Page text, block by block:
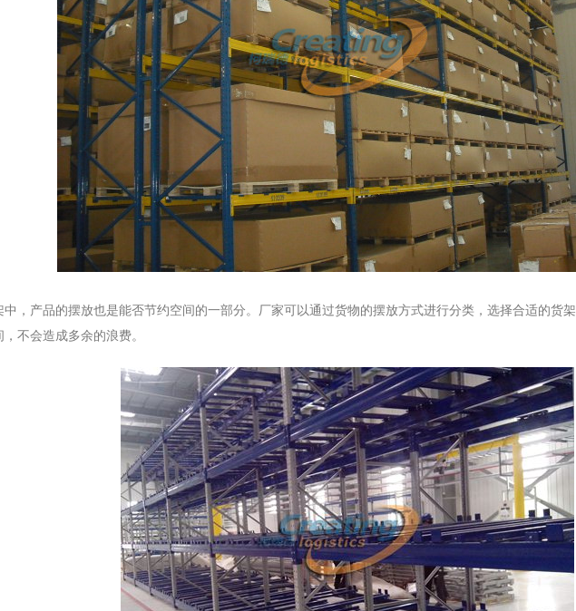
中，产品的摆放也是能否节约空间的一部分。厂家可以通过货物的摆放方式进行分类，选择合适的货
不会造成多余的浪费。